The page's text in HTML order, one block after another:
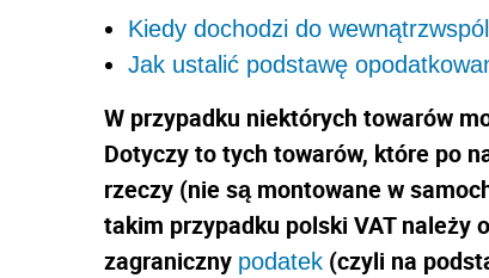
Kiedy dochodzi do
Jak ustalić podstawę
W przypadku niektórych towarów
Dotyczy to tych towarów, które po
rzeczy (nie są montowane w
takim przypadku polski VAT należy
zagraniczny podatek (czyli na